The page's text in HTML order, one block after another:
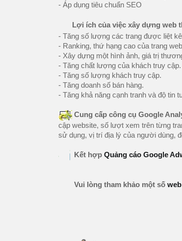
- Áp dụng tiêu chuẩn SEO
Lợi ích của việc xây dựng web
- Tăng số lượng các trang được liệt
- Ranking, thứ hạng cao của trang
- Xây dựng một hình ảnh, giá trị
- Tăng chất lượng của khách truy cập.
- Tăng số lượng khách truy cập.
- Tăng doanh số bán hàng.
- Tăng khả năng cạnh tranh và độ tin
Cung cấp công cụ Google
cập website, số lượt xem trên từng
sử dụng, vị trí địa lý của người dùng,
Kết hợp Quảng cáo Google
Vui lòng tham khảo một số